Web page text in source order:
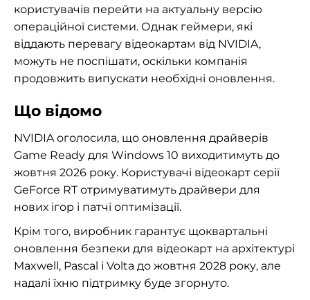
користувачів перейти на актуальну версію
операційної системи. Однак геймери, які
віддають перевагу відеокартам від NVIDIA,
можуть не поспішати, оскільки компанія
продовжить випускати необхідні оновлення.
Що відомо
NVIDIA оголосила, що оновлення драйверів
Game Ready для Windows 10 виходитимуть до
жовтня 2026 року. Користувачі відеокарт серії
GeForce RT отримуватимуть драйвери для
нових ігор і патчі оптимізації.
Крім того, виробник гарантує щоквартальні
оновлення безпеки для відеокарт на архітектурі
Maxwell, Pascal і Volta до жовтня 2028 року, але
надалі їхню підтримку буде згорнуто.